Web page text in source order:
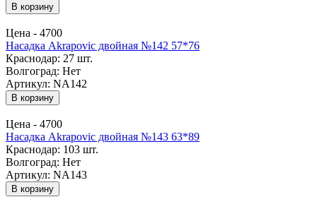
В корзину
Цена - 4700
Насадка Akrapovic двойная №142 57*76
Краснодар: 27 шт.
Волгоград: Нет
Артикул: NA142
В корзину
Цена - 4700
Насадка Akrapovic двойная №143 63*89
Краснодар: 103 шт.
Волгоград: Нет
Артикул: NA143
В корзину